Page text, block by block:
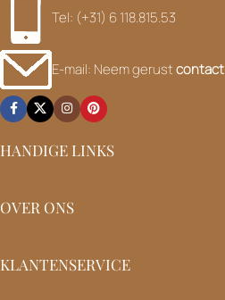
Tel: (+31) 6 118.815.53
E-mail: Neem gerustcontact
HANDIGE LINKS
OVER ONS
KLANTENSERVICE